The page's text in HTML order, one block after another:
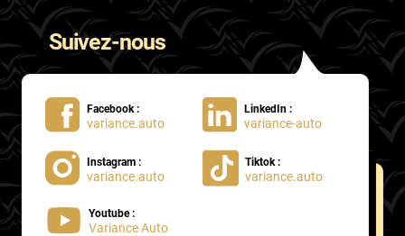
Suivez-nous
Facebook :
variance.auto
LinkedIn :
variance-auto
Instagram :
variance.auto
Tiktok :
variance.auto
Youtube :
Variance Auto